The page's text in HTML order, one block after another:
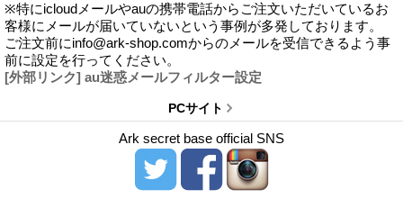
※特にicloudメールやauの携帯電話からご注文いただいているお
客様にメールが届いていないという事例が多発しております。
ご注文前にinfo@ark-shop.comからのメールを受信できるよう事
前に設定を行ってください。
[外部リンク] au迷惑メールフィルター設定
PCサイト
Ark secret base official SNS